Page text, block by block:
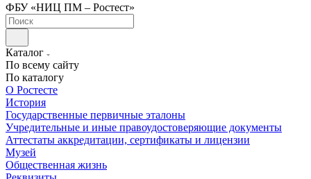
ФБУ «НИЦ ПМ – Ростест»
Каталог
По всему сайту
По каталогу
О Ростесте
История
Государственные первичные эталоны
Учредительные и иные правоудостоверяющие документы
Аттестаты аккредитации, сертификаты и лицензии
Музей
Общественная жизнь